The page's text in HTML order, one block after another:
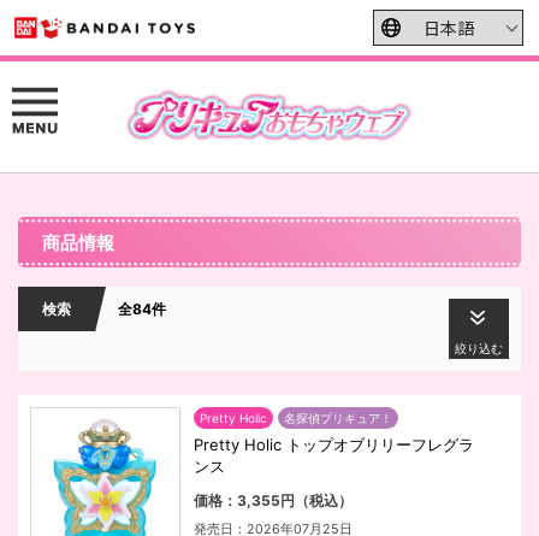
商品情報
検索 全84件
絞り込む
Pretty Holic 名探偵プリキュア！
Pretty Holic トップオブリリーフレグラ
ンス
価格：3,355円（税込）
発売日：2026年07月25日